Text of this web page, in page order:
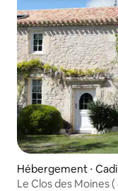
Hébergement ⋅
Le Clos des Moines